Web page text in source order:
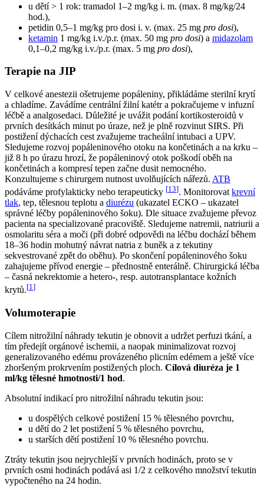
u dětí > 1 rok: tramadol 1–2 mg/kg i. m. (max. 8 mg/kg/24
hod.),
petidin 0,5–1 mg/kg pro dosi i. v. (max. 25 mg pro dosi),
ketamin 1 mg/kg i.v./p.r. (max. 50 mg pro dosi) a midazolam
0,1–0,2 mg/kg i.v./p.r. (max. 5 mg pro dosi),
Terapie na JIP
V celkové anestezii ošetrujeme popáleniny, přikládáme sterilní krytí
a chladíme. Zavádíme centrální žilní katétr a pokračujeme v infuzní
léčbě a analgosedaci. Důležité je uvážit podání kortikosteroidů v
prvních desítkách minut po úraze, než je plně rozvinut SIRS. Při
postižení dýchacích cest zvažujeme tracheální intubaci a UPV.
Sledujeme rozvoj popáleninového otoku na končetinách a na krku –
již 8 h po úrazu hrozí, že popáleninový otok poškodí oběh na
končetinách a kompresí tepen začne dusit nemocného.
Konzultujeme s chirurgem nutnost uvolňujících nářezů. ATB
podáváme profylakticky nebo terapeuticky [13]. Monitorovat krevní
tlak, tep, tělesnou teplotu a diurézu (ukazatel ECKO – ukazatel
správné léčby popáleninového šoku). Dle situace zvažujeme převoz
pacienta na specializované pracoviště. Sledujeme natremii, natriurii a
osmolaritu séra a moči (při dobré odpovědi na léčbu dochází během
18–36 hodin mohutný návrat natria z buněk a z tekutiny
sekvestrované zpět do oběhu). Po skončení popáleninového šoku
zahajujeme přívod energie – přednostně enterálně. Chirurgická léčba
– časná nekrektomie a hetero-, resp. autotransplantace kožních
krytů.[1]
Volumoterapie
Cílem nitrožilní náhrady tekutin je obnovit a udržet perfuzi tkání, a
tím předejít orgánové ischemii, a naopak minimalizovat rozvoj
generalizovaného edému provázeného plicním edémem a ještě více
zhoršeným prokrvením postižených ploch. Cílová diuréza je 1
ml/kg tělesné hmotnosti/1 hod.
Absolutní indikací pro nitrožilní náhradu tekutin jsou:
u dospělých celkové postižení 15 % tělesného povrchu,
u dětí do 2 let postižení 5 % tělesného povrchu,
u starších dětí postižení 10 % tělesného povrchu.
Ztráty tekutin jsou nejrychlejší v prvních hodinách, proto se v
prvních osmi hodinách podává asi 1/2 z celkového množství tekutin
vypočteného na 24 hodin.